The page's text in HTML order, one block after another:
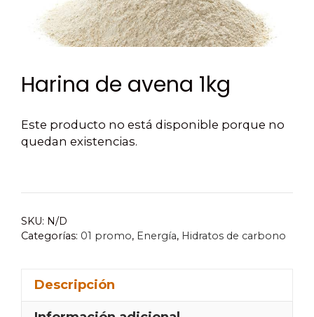
Harina de avena 1kg
Este producto no está disponible porque no
quedan existencias.
SKU: N/D
Categorías: 01 promo, Energía, Hidratos de carbono
Descripción